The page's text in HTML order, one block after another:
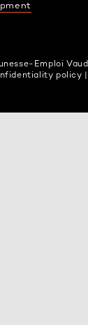
Emploi
policy |